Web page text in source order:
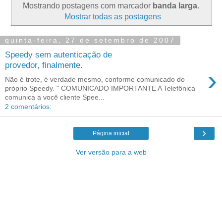
Mostrando postagens com marcador banda larga.
Mostrar todas as postagens
quinta-feira, 27 de setembro de 2007
Speedy sem autenticação de
provedor, finalmente.
›
Não é trote, é verdade mesmo, conforme comunicado do
próprio Speedy. " COMUNICADO IMPORTANTE A Telefônica
comunica a você cliente Spee...
2 comentários:
›
Página inicial
Ver versão para a web